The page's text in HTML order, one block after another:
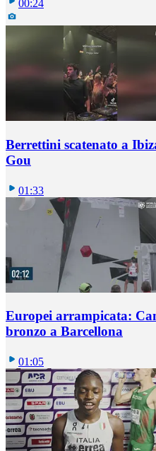
00:24
Berrettini scatenato a
Gou
01:33
Europei arrampicata:
bronzo a Barcellona
01:05